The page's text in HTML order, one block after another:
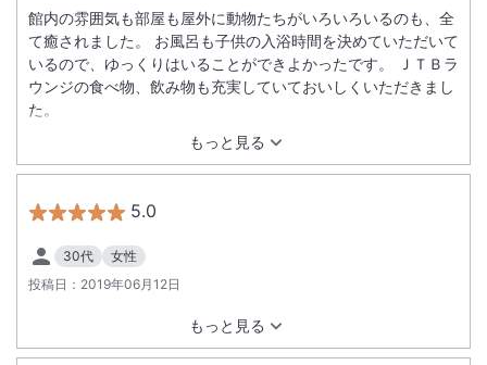
もっと見る
館内の雰囲気も部屋も屋外に動物たちがいろいろいるのも、全
て癒されました。 お風呂も子供の入浴時間を決めていただいて
いるので、ゆっくりはいることができよかったです。 ＪＴＢラ
ウンジの食べ物、飲み物も充実していておいしくいただきまし
た。
5.0
30代
女性
投稿日： 2019年06月12日
もっと見る